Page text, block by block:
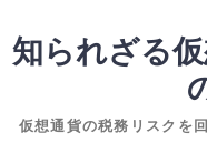
ン知られざる
仮想通貨の税務リスクを